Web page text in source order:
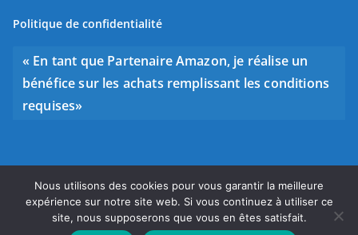
Politique de confidentialité
« En tant que Partenaire Amazon, je réalise un
bénéfice sur les achats remplissant les conditions
requises»
Copyright © 2026 Bien choisir sa guitare. Tous droits
réservés.
Nous utilisons des cookies pour vous garantir la meilleure
expérience sur notre site web. Si vous continuez à utiliser ce
site, nous supposerons que vous en êtes satisfait.